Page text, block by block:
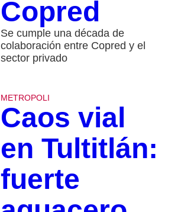
Copred
Se cumple una década de
colaboración entre Copred y el
sector privado
METROPOLI
Caos vial
en Tultitlán:
fuerte